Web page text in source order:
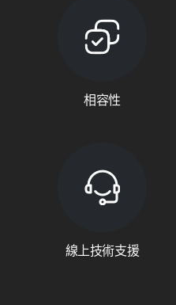
相容性
線上技術支援